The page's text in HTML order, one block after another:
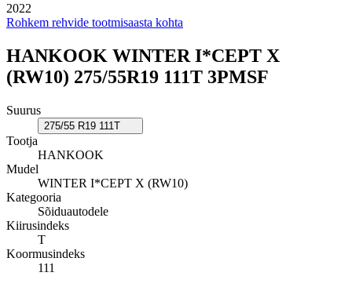
2022
Rohkem rehvide tootmisaasta kohta
HANKOOK WINTER I*CEPT X
(RW10) 275/55R19 111T 3PMSF
Suurus
275/55 R19 111T
Tootja
HANKOOK
Mudel
WINTER I*CEPT X (RW10)
Kategooria
Sõiduautodele
Kiirusindeks
T
Koormusindeks
111